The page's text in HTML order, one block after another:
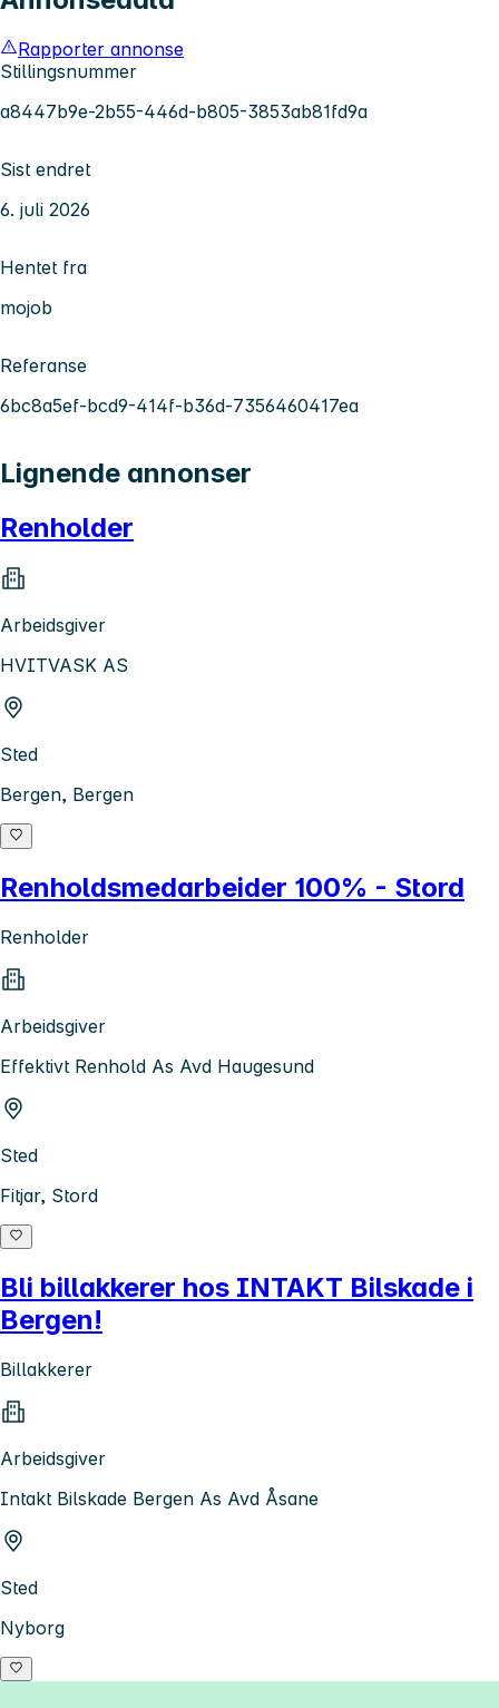
Rapporter annonse
Stillingsnummer
a8447b9e-2b55-446d-b805-3853ab81fd9a
Sist endret
6. juli 2026
Hentet fra
mojob
Referanse
6bc8a5ef-bcd9-414f-b36d-7356460417ea
Lignende annonser
Renholder
Arbeidsgiver
HVITVASK AS
Sted
Bergen, Bergen
Renholdsmedarbeider 100% - Stord
Renholder
Arbeidsgiver
Effektivt Renhold As Avd Haugesund
Sted
Fitjar, Stord
Bli billakkerer hos INTAKT Bilskade i
Bergen!
Billakkerer
Arbeidsgiver
Intakt Bilskade Bergen As Avd Åsane
Sted
Nyborg